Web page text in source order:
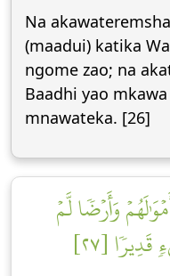
Na
(maadui) katika
ngome zao; na
Baadhi yao
mnawateka. [26]
وَأَرۡضٗا لَّمۡ
[٢٧]